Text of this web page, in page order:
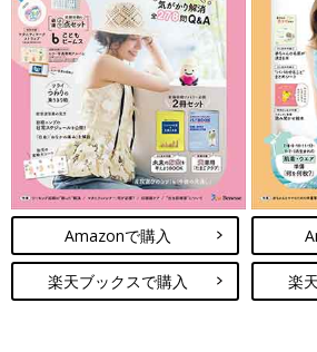
Amazonで購入
楽天ブックスで購入 楽